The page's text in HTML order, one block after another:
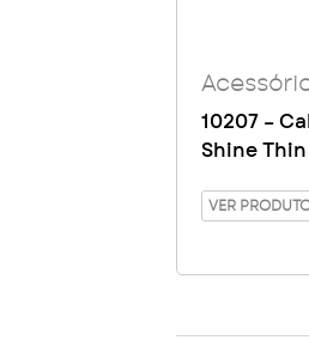
10207 –
Shine Thin
VER